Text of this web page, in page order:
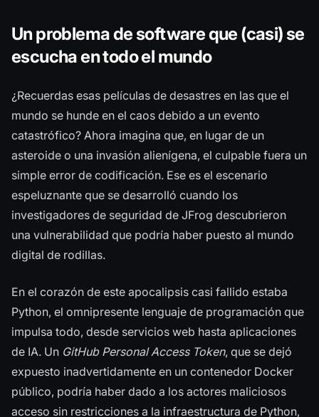
Un problema de software que (casi) se
escucha en todo el mundo
¿Recuerdas esas películas de desastres en las que el
mundo se hunde en el caos debido a un evento
catastrófico? Ahora imagina que, en lugar de un
asteroide o una invasión alienígena, el culpable fuera un
simple error de codificación. Ese es el escenario
espeluznante que se desarrolló cuando los
investigadores de seguridad de JFrog descubrieron
una vulnerabilidad que podría haber puesto al mundo
digital de rodillas.
En el corazón de este apocalipsis casi fallido estaba
Python, el omnipresente lenguaje de programación que
impulsa todo, desde servicios web hasta aplicaciones
de IA. Un GitHub Personal Access Token, que se dejó
expuesto inadvertidamente en un contenedor Docker
público, podría haber dado a los actores maliciosos
acceso sin restricciones a la infraestructura de Python,